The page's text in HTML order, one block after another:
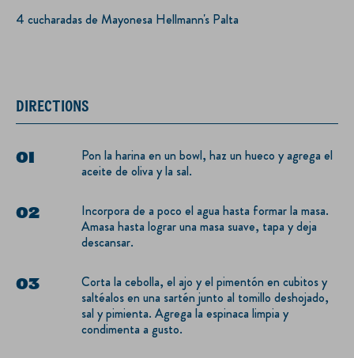
4 cucharadas de Mayonesa Hellmann's Palta
DIRECTIONS
Pon la harina en un bowl, haz un hueco y agrega el
aceite de oliva y la sal.
Incorpora de a poco el agua hasta formar la masa.
Amasa hasta lograr una masa suave, tapa y deja
descansar.
Corta la cebolla, el ajo y el pimentón en cubitos y
saltéalos en una sartén junto al tomillo deshojado,
sal y pimienta. Agrega la espinaca limpia y
condimenta a gusto.